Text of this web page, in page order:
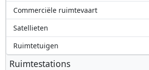
Commerciële ruimtevaart
Satellieten
Ruimtetuigen
Ruimtestations